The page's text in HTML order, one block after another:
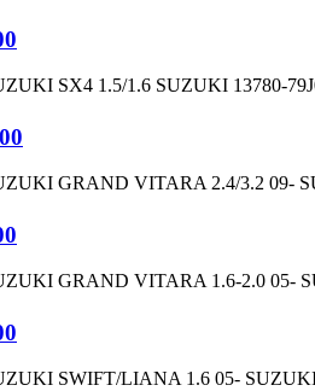
SX4 1.5/1.6 SUZUKI 13780-
GRAND VITARA 2.4/3.2 09-
GRAND VITARA 1.6-2.0 05-
SWIFT/LIANA 1.6 05-